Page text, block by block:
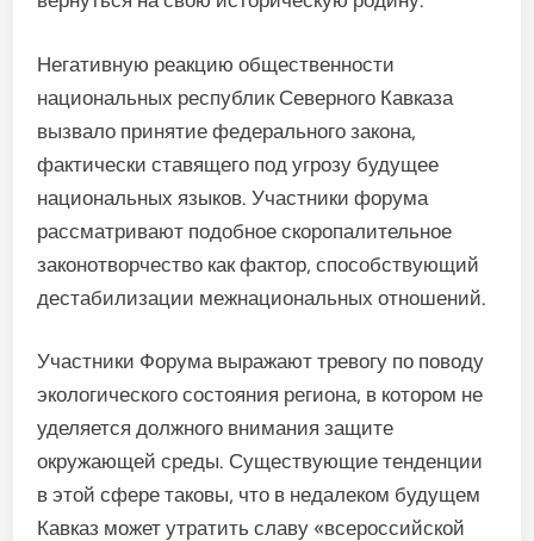
Негативную реакцию общественности
национальных республик Северного Кавказа
вызвало принятие федерального закона,
фактически ставящего под угрозу будущее
национальных языков. Участники форума
рассматривают подобное скоропалительное
законотворчество как фактор, способствующий
дестабилизации межнациональных отношений.
Участники Форума выражают тревогу по поводу
экологического состояния региона, в котором не
уделяется должного внимания защите
окружающей среды. Существующие тенденции
в этой сфере таковы, что в недалеком будущем
Кавказ может утратить славу «всероссийской